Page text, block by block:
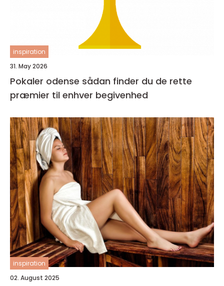
inspiration
31. May 2026
Pokaler odense sådan finder du de rette
præmier til enhver begivenhed
inspiration
02. August 2025